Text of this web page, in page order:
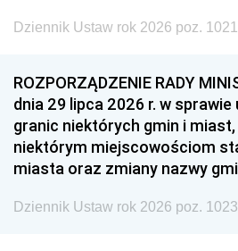
Dziennik Ustaw rok 2026 poz. 1021
ROZPORZĄDZENIE RADY
dnia 29 lipca 2026 r. w
granic niektórych gmin i
niektórym miejscowościom
miasta oraz zmiany nazwy
Dziennik Ustaw rok 2026 poz. 1023